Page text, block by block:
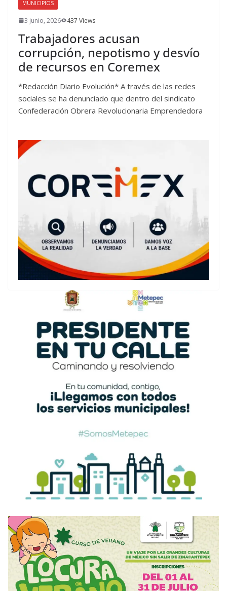
MUNICIPIOS
3 junio, 2026 437 Views
Trabajadores acusan
corrupción, nepotismo y desvío
de recursos en Coremex
*Redacción Diario Evolución* A través de las redes
sociales se ha denunciado que dentro del sindicato
Confederación Obrera Revolucionaria Emprendedora